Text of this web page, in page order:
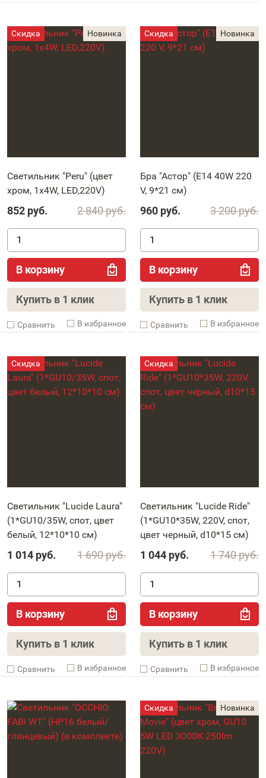
Светильник "Peru" (цвет
хром, 1x4W, LED,220V)
2 840руб.
852 руб.
В корзину
Купить в 1 клик
Cравнить В избранное
Бра "Астор" (Е14 40W 220
V, 9*21 см)
3 200руб.
960 руб.
В корзину
Купить в 1 клик
Cравнить В избранное
Светильник "Lucide Laura"
(1*GU10/35W, спот, цвет
белый, 12*10*10 см)
1 690руб.
1 014 руб.
В корзину
Купить в 1 клик
Cравнить В избранное
Светильник "Lucide Ride"
(1*GU10*35W, 220V, спот,
цвет черный, d10*15 см)
1 740руб.
1 044 руб.
В корзину
Купить в 1 клик
Cравнить В избранное